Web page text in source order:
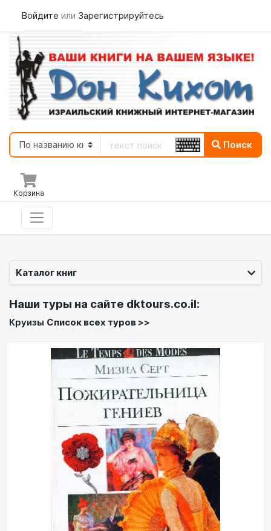
Войдите или Зарегистрируйтесь
Поиск
Корзина
Каталог книг
Наши туры на сайте dktours.co.il:
Круизы Список всех туров >>